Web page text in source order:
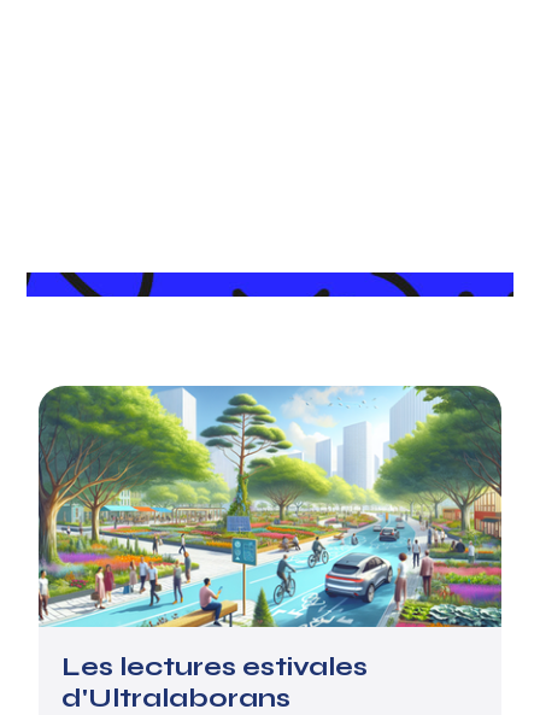
Les lectures estivales
d'Ultralaborans